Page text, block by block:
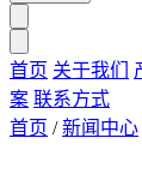
首页 关于我们
案 联系方式
首页 / 新闻中心